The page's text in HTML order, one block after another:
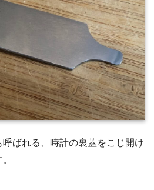
呼ばれる、時計の裏蓋をこじ開け